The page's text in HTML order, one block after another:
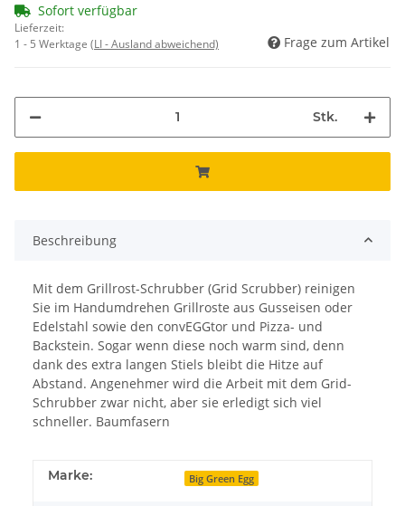
Sofort verfügbar
Lieferzeit:
1 - 5 Werktage (LI - Ausland abweichend) Frage zum Artikel
Stk.
Beschreibung
Mit dem Grillrost-Schrubber (Grid Scrubber) reinigen
Sie im Handumdrehen Grillroste aus Gusseisen oder
Edelstahl sowie den convEGGtor und Pizza- und
Backstein. Sogar wenn diese noch warm sind, denn
dank des extra langen Stiels bleibt die Hitze auf
Abstand. Angenehmer wird die Arbeit mit dem Grid-
Schrubber zwar nicht, aber sie erledigt sich viel
schneller. Baumfasern
Marke: Big Green Egg